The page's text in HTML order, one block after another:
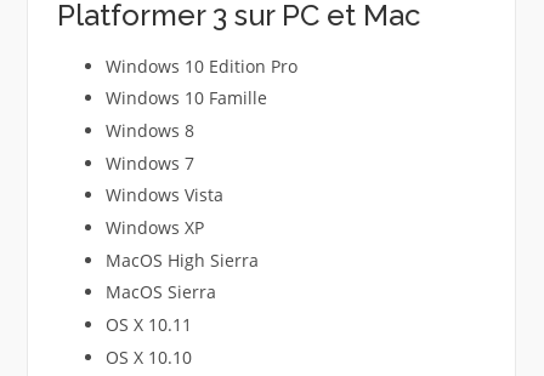
Platformer 3 sur PC et Mac
Windows 10 Edition Pro
Windows 10 Famille
Windows 8
Windows 7
Windows Vista
Windows XP
MacOS High Sierra
MacOS Sierra
OS X 10.11
OS X 10.10